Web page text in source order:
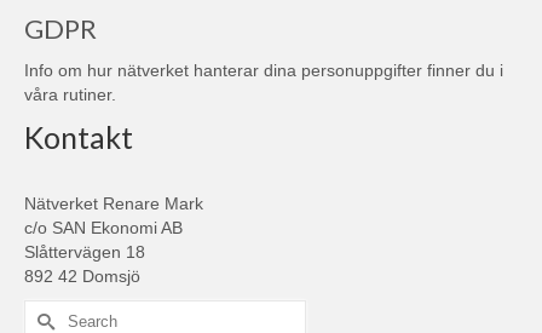
GDPR
Info om hur nätverket hanterar dina personuppgifter finner du i
våra rutiner.
Kontakt
Nätverket Renare Mark
c/o SAN Ekonomi AB
Slåttervägen 18
892 42 Domsjö
Search